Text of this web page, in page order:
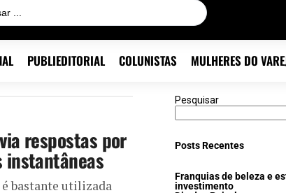
PUBLIEDITORIAL COLUNISTAS MULHERES DO
respostas por
instantâneas
bastante utilizada
Pesquisar
Posts Recentes
Franquias de beleza e
investimento